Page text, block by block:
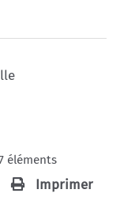
éléments
Imprimer